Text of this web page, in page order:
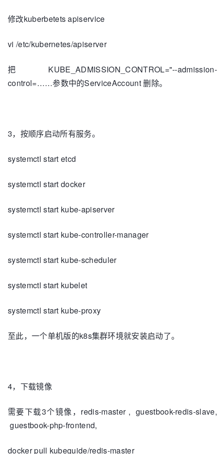
修改kuberbetets apiservice
vi /etc/kubernetes/apiserver
把KUBE_ADMISSION_CONTROL="--admission-
control=……参数中的ServiceAccount 删除。
3，按顺序启动所有服务。
systemctl start etcd
systemctl start docker
systemctl start kube-apiserver
systemctl start kube-controller-manager
systemctl start kube-scheduler
systemctl start kubelet
systemctl start kube-proxy
至此，一个单机版的k8s集群环境就安装启动了。
4，下载镜像
需要下载3个镜像，redis-master , guestbook-redis-slave,
guestbook-php-frontend,
docker pull kubeguide/redis-master